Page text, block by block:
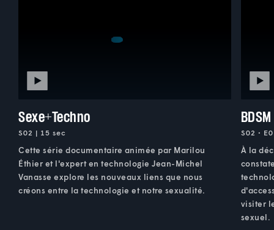
Sexe+Techno
S02 | 15 sec
Cette série documentaire animée par Marilou
Éthier et l'expert en technologie Jean-Michel
Vanasse explore les nouveaux liens que nous
créons entre la technologie et notre sexualité.
BDSM
S02 •
À la
visiter
sexuel.